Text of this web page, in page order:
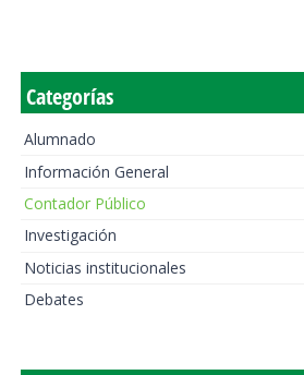
Categorías
Alumnado
Información General
Contador Público
Investigación
Noticias institucionales
Debates